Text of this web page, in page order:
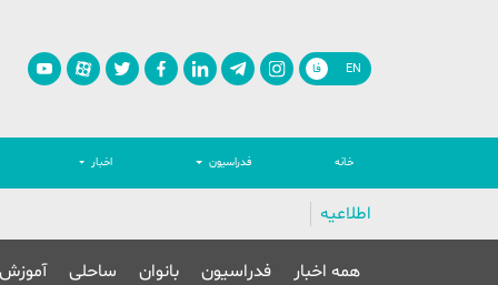
EN فا
خانه فدراسیون اخبار
اطلاعیه
همه اخبار فدراسیون بانوان ساحلی آموزش